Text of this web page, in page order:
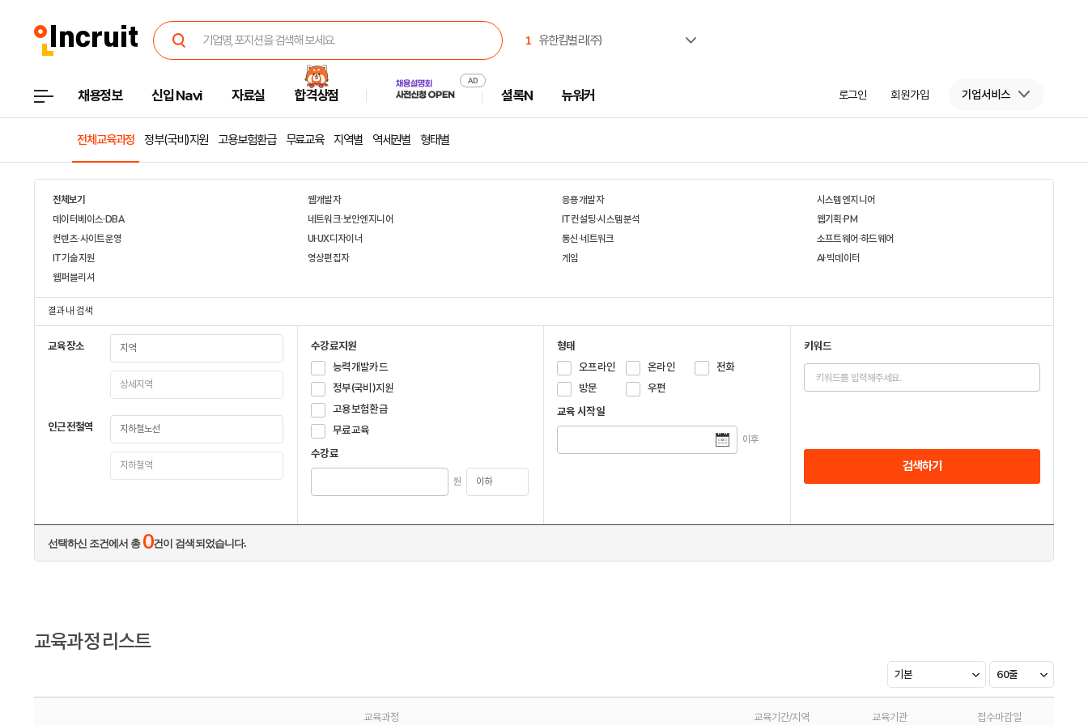
1 유한킴벌리(주)
4
한국산업인력공단
5 한국부동산원
8 진주시시설관리공단
중앙대학교
서일대학교
채용정보 신입 Navi 자료실 합격상점 셜록N 뉴워커 로그인 회원가입 기업서비스
전체교육과정 정부(국비)지원 고용보험환급 무료교육 지역별 역세권별 형태별
전체보기 웹개발자 응용개발자
시스템엔지니어
데이터베이스·DBA
네트워크·보안엔지니어 IT컨설팅·시스템분석
웹기획·PM
컨텐츠·사이트운영
UI·UX디자이너 통신·네트워크
소프트웨어·하드웨어
IT기술지원
영상편집자 게임
AI·빅데이터
웹퍼블리셔
결과 내 검색
교육장소
인근전철역
수강료지원
능력개발카드
정부(국비)지원
고용보험환급
무료교육
수강료
원
형태
오프라인
온라인
전화
방문
우편
교육 시작일
이후
키워드
검색하기
선택하신 조건에서 총 0건이 검색되었습니다.
교육과정 리스트
기본 60줄
교육과정 교육기간/지역 교육기관 접수마감일